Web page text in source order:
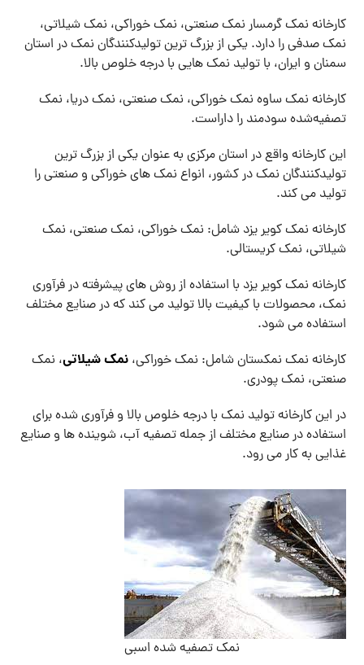
کارخانه نمک گرمسار نمک صنعتی، نمک خوراکی، نمک شیلاتی،
نمک صدفی را دارد. یکی از بزرگ ‌ترین تولیدکنندگان نمک در استان
سمنان و ایران، با تولید نمک ‌هایی با درجه خلوص بالا.
کارخانه نمک ساوه نمک خوراکی، نمک صنعتی، نمک دریا، نمک
تصفیه‌شده سودمند را داراست.
این کارخانه واقع در استان مرکزی به عنوان یکی از بزرگ ‌ترین
تولیدکنندگان نمک در کشور، انواع نمک ‌های خوراکی و صنعتی را
تولید می ‌کند.
کارخانه نمک کویر یزد شامل: نمک خوراکی، نمک صنعتی، نمک
شیلاتی، نمک کریستالی.
کارخانه نمک کویر یزد با استفاده از روش ‌های پیشرفته در فرآوری
نمک، محصولات با کیفیت بالا تولید می ‌کند که در صنایع مختلف
استفاده می ‌شود.
کارخانه نمک نمکستان شامل: نمک خوراکی، نمک شیلاتی، نمک
صنعتی، نمک پودری.
در این کارخانه تولید نمک با درجه خلوص بالا و فرآوری شده برای
استفاده در صنایع مختلف از جمله تصفیه آب، شوینده ‌ها و صنایع
غذایی به کار می رود.
نمک تصفیه شده اسبی